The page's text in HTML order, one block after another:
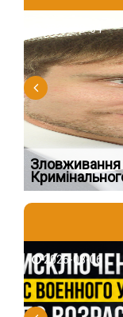
2026-08-04
Зловживання
2026-08-06